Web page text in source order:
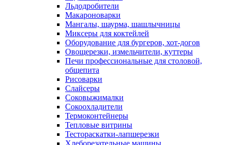
Льдодробители
Макароноварки
Мангалы, шаурма, шашлычницы
Миксеры для коктейлей
Оборудование для бургеров, хот-догов
Овощерезки, измельчители, куттеры
Печи профессиональные для столовой,
общепита
Рисоварки
Слайсеры
Соковыжималки
Сокоохладители
Термоконтейнеры
Тепловые витрины
Тестораскатки-лапшерезки
Хлеборезательные машины